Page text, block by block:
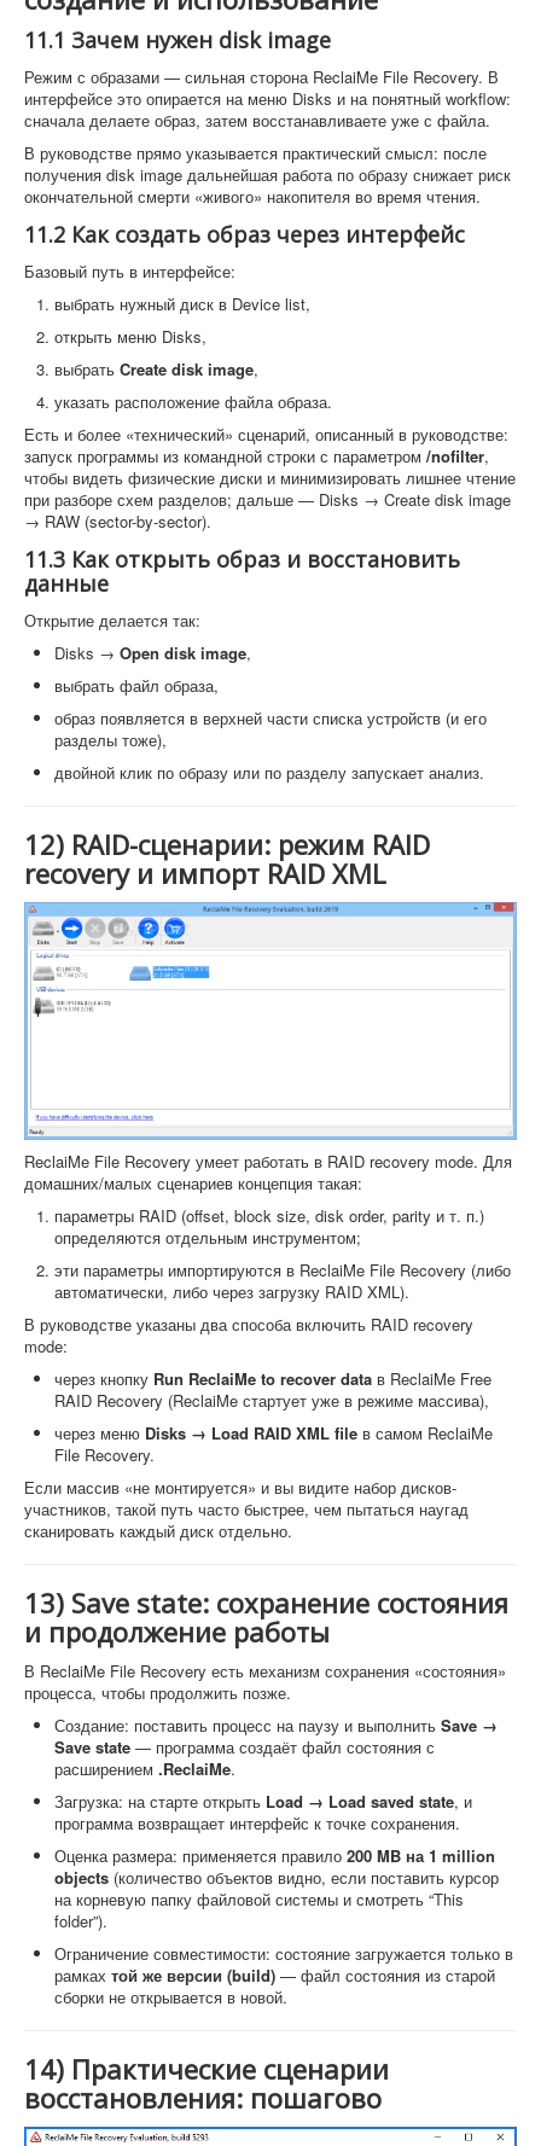
11.1 Зачем нужен disk image
Режим с образами — сильная сторона ReclaiMe File Recovery. В
интерфейсе это опирается на меню Disks и на понятный workflow:
сначала делаете образ, затем восстанавливаете уже с файла.
В руководстве прямо указывается практический смысл: после
получения disk image дальнейшая работа по образу снижает риск
окончательной смерти «живого» накопителя во время чтения.
11.2 Как создать образ через интерфейс
Базовый путь в интерфейсе:
выбрать нужный диск в Device list,
открыть меню Disks,
выбрать Create disk image,
указать расположение файла образа.
Есть и более «технический» сценарий, описанный в руководстве:
запуск программы из командной строки с параметром /nofilter,
чтобы видеть физические диски и минимизировать лишнее чтение
при разборе схем разделов; дальше — Disks → Create disk image
→ RAW (sector-by-sector).
11.3 Как открыть образ и восстановить
данные
Открытие делается так:
Disks → Open disk image,
выбрать файл образа,
образ появляется в верхней части списка устройств (и его
разделы тоже),
двойной клик по образу или по разделу запускает анализ.
12) RAID-сценарии: режим RAID
recovery и импорт RAID XML
ReclaiMe File Recovery умеет работать в RAID recovery mode. Для
домашних/малых сценариев концепция такая:
параметры RAID (offset, block size, disk order, parity и т. п.)
определяются отдельным инструментом;
эти параметры импортируются в ReclaiMe File Recovery (либо
автоматически, либо через загрузку RAID XML).
В руководстве указаны два способа включить RAID recovery
mode:
через кнопку Run ReclaiMe to recover data в ReclaiMe Free
RAID Recovery (ReclaiMe стартует уже в режиме массива),
через меню Disks → Load RAID XML file в самом ReclaiMe
File Recovery.
Если массив «не монтируется» и вы видите набор дисков-
участников, такой путь часто быстрее, чем пытаться наугад
сканировать каждый диск отдельно.
13) Save state: сохранение состояния
и продолжение работы
В ReclaiMe File Recovery есть механизм сохранения «состояния»
процесса, чтобы продолжить позже.
Создание: поставить процесс на паузу и выполнить Save →
Save state — программа создаёт файл состояния с
расширением .ReclaiMe.
Загрузка: на старте открыть Load → Load saved state, и
программа возвращает интерфейс к точке сохранения.
Оценка размера: применяется правило 200 MB на 1 million
objects (количество объектов видно, если поставить курсор
на корневую папку файловой системы и смотреть “This
folder”).
Ограничение совместимости: состояние загружается только в
рамках той же версии (build) — файл состояния из старой
сборки не открывается в новой.
14) Практические сценарии
восстановления: пошагово